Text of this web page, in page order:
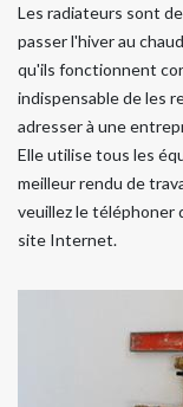
Les radiateurs sont
passer l'hiver au
qu'ils fonctionnent
indispensable de les
adresser à une
Elle utilise tous les
meilleur rendu de
veuillez le téléphoner
site Internet.